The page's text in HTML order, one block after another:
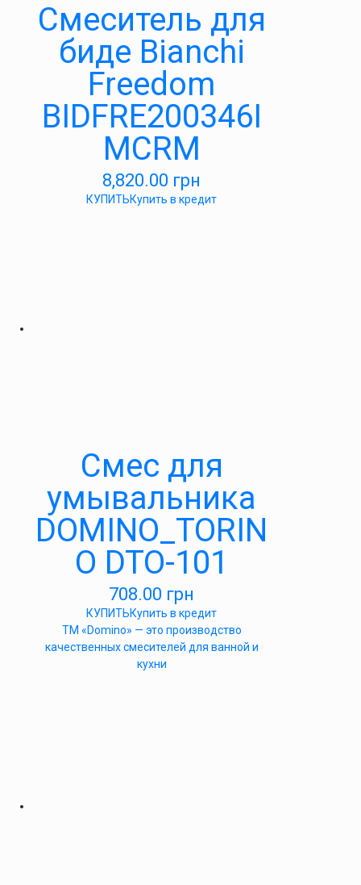
Смеситель для
биде Bianchi
Freedom
BIDFRE200346I
MCRM
8,820.00 грн
КУПИТЬКупить в кредит
Cмес для
умывальника
DOMINO_TORIN
O DTO-101
708.00 грн
КУПИТЬКупить в кредит
ТМ «Domino» — это производство
качественных смесителей для ванной и
кухни